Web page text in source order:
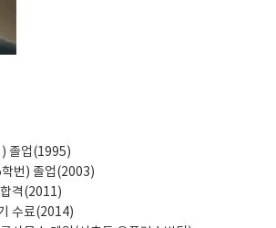
졸업(1995)
번) 졸업(2003)
격(2011)
수료(2014)